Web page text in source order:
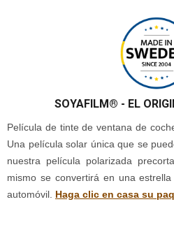
SOYAFILM® - EL
Película de tinte de ventana de
Una película solar única que se
nuestra película polarizada
mismo se convertirá en una
automóvil. Haga clic en casa su